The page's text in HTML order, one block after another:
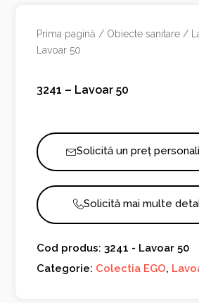
Prima pagină / Obiecte sanitare /
Lavoar 50
3241 – Lavoar 50
Solicită un preț
Solicită mai multe
Cod produs: 3241 - Lavoar 50
Categorie: Colectia EGO,